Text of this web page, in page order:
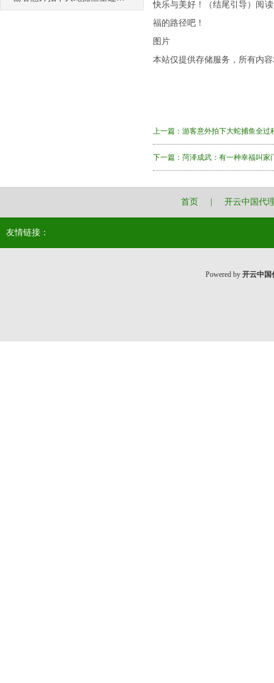
快乐与美好！（结尾引导）阅
福的路径吧！
图片
本站仅提供存储服务，所有内
上一篇： 游客意外拍下大蛇捕鱼全过
下一篇： 菏泽成武：有一种幸福叫家
首页 开云中国代
友情链接：
Powered by 开云中国